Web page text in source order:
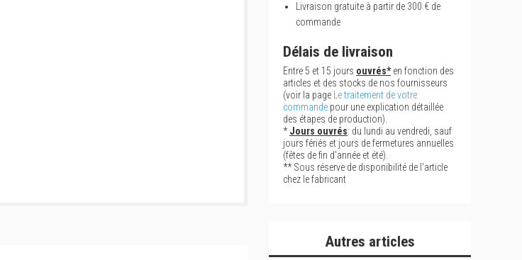
Livraison gratuite à partir de 300 € de
commande
Délais de livraison
Entre 5 et 15 jours ouvrés*en fonction des
articles et des stocks de nos fournisseurs
(voir la page
Le traitement de votre
commande pour une explication détaillée
des étapes de production).
*Jours ouvrés: du lundi au vendredi, sauf
jours fériés et jours de fermetures annuelles
(fêtes de fin d'année et été).
** Sous réserve de disponibilité de l'article
chez le fabricant
Autres articles